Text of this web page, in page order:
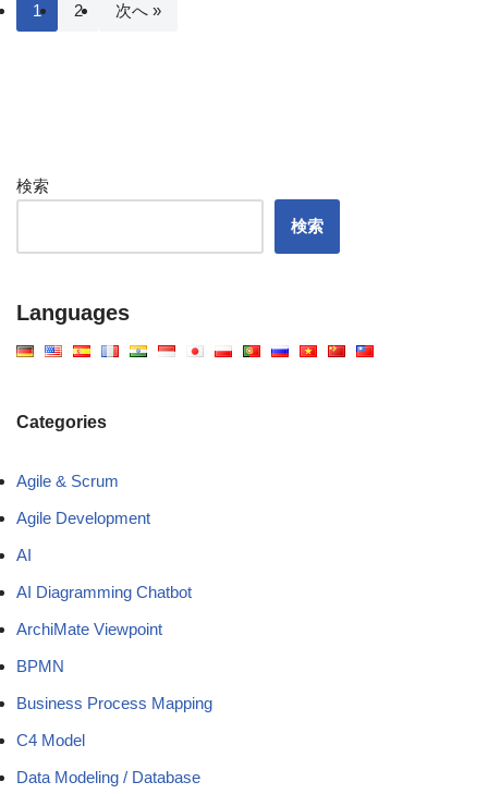
1 2 次へ »
検索
検索
Languages
Categories
Agile & Scrum
Agile Development
AI
AI Diagramming Chatbot
ArchiMate Viewpoint
BPMN
Business Process Mapping
C4 Model
Data Modeling / Database